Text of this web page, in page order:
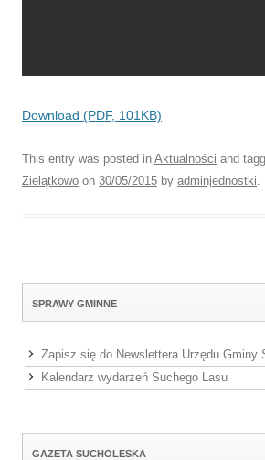
Download (PDF, 101KB)
This entry was posted in Aktualności and
Zielątkowo on 30/05/2015 by adminjednostki.
SPRAWY GMINNE
Zapisz się do Newslettera Urzędu Gminy
Kalendarz wydarzeń Suchego Lasu
GAZETA SUCHOLESKA